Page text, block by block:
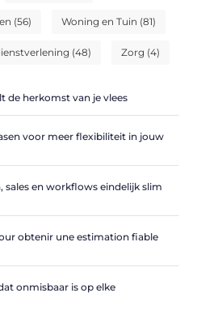
(56) Woning en Tuin (81)
(48) Zorg (4)
de herkomst van je vlees
voor meer flexibiliteit in jouw
sales en workflows eindelijk slim
obtenir une estimation fiable
onmisbaar is op elke